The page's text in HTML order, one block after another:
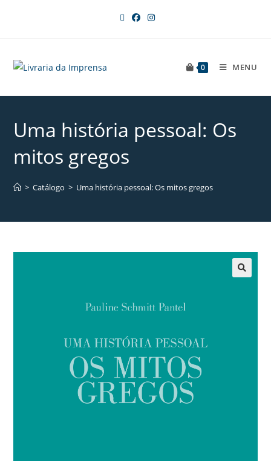
0 MENU
Uma história pessoal: Os
mitos gregos
> Catálogo > Uma história pessoal: Os mitos gregos